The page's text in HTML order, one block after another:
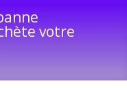
votre